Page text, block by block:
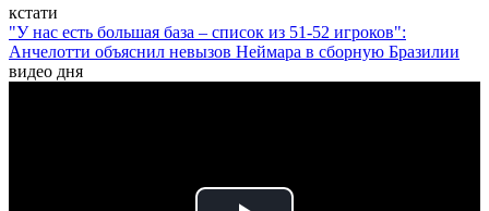
кстати
"У нас есть большая база – список из 51-52 игроков":
Анчелотти объяснил невызов Неймара в сборную Бразилии
видео дня